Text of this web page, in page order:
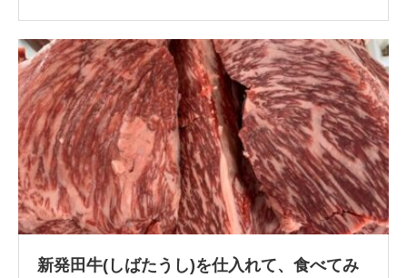
新発田牛(しばたうし)を仕入れて、食べてみ